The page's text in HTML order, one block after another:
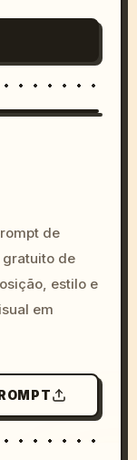
--v 6.0
de
gratuito de
estilo e
em